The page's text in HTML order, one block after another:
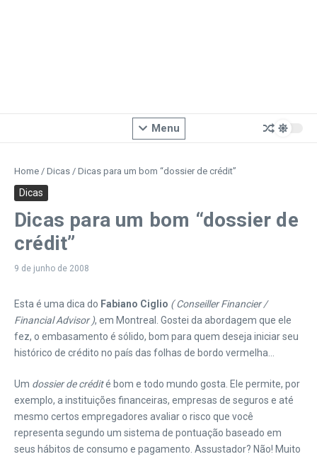
Menu
Home / Dicas / Dicas para um bom “dossier de crédit”
Dicas
Dicas para um bom “dossier de
crédit”
9 de junho de 2008
Esta é uma dica do Fabiano Ciglio ( Conseiller Financier /
Financial Advisor ), em Montreal. Gostei da abordagem que ele
fez, o embasamento é sólido, bom para quem deseja iniciar seu
histórico de crédito no país das folhas de bordo vermelha…
Um dossier de crédité bom e todo mundo gosta. Ele permite, por
exemplo, a instituições financeiras, empresas de seguros e até
mesmo certos empregadores avaliar o risco que você
representa segundo um sistema de pontuação baseado em
seus hábitos de consumo e pagamento. Assustador? Não! Muito